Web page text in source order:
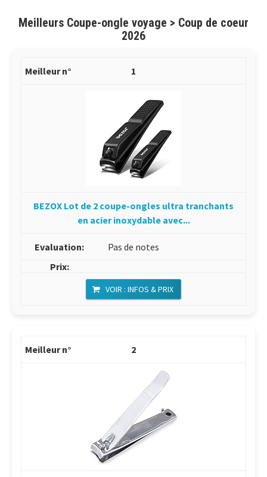
Meilleurs Coupe-ongle voyage > Coup de coeur
2026
1
BEZOX Lot de 2 coupe-ongles ultra tranchants
en acier inoxydable avec...
Pas de notes
VOIR : INFOS & PRIX
2